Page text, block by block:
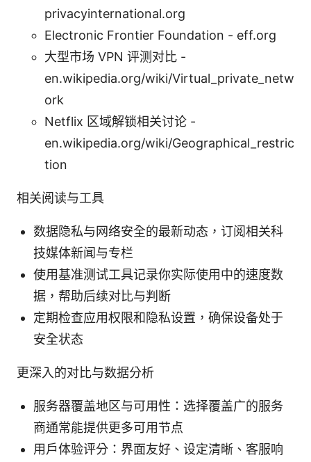
privacyinternational.org
Electronic Frontier Foundation - eff.org
大型市场 VPN 评测对比 -
en.wikipedia.org/wiki/Virtual_private_netw
ork
Netflix 区域解锁相关讨论 -
en.wikipedia.org/wiki/Geographical_restric
tion
相关阅读与工具
数据隐私与网络安全的最新动态，订阅相关科
技媒体新闻与专栏
使用基准测试工具记录你实际使用中的速度数
据，帮助后续对比与判断
定期检查应用权限和隐私设置，确保设备处于
安全状态
更深入的对比与数据分析
服务器覆盖地区与可用性：选择覆盖广的服务
商通常能提供更多可用节点
用户体验评分：界面友好、设定清晰、客服响